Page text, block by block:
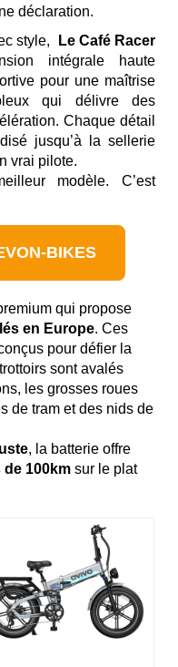
déclaration.
style,
Le Café Racer
intégrale haute
pour une maîtrise
qui délivre des
Chaque détail
jusqu’à la sellerie
vrai pilote.
modèle. C’est
BIKES
qui propose
en Europe. Ces
pour défier la
sont avalés
les grosses roues
de tram et des nids de
, la batterie offre
100km sur le plat